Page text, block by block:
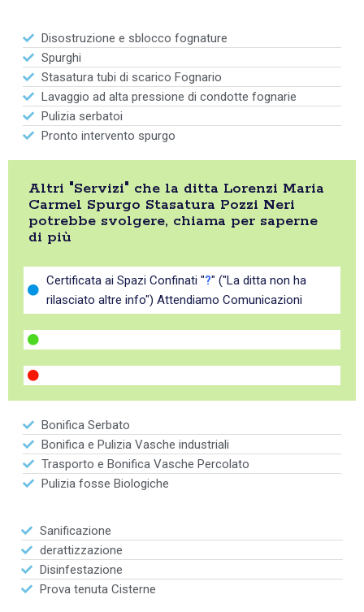
Disostruzione e sblocco fognature
Spurghi
Stasatura tubi di scarico Fognario
Lavaggio ad alta pressione di condotte fognarie
Pulizia serbatoi
Pronto intervento spurgo
Altri "Servizi" che la ditta Lorenzi Maria
Carmel Spurgo Stasatura Pozzi Neri
potrebbe svolgere, chiama per saperne
di più
Certificata ai Spazi Confinati "?" ("La ditta non ha
rilasciato altre info") Attendiamo Comunicazioni
Bonifica Serbato
Bonifica e Pulizia Vasche industriali
Trasporto e Bonifica Vasche Percolato
Pulizia fosse Biologiche
Sanificazione
derattizzazione
Disinfestazione
Prova tenuta Cisterne